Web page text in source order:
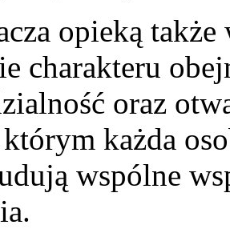
opieką
charakteru
oraz
którym każda
wspólne